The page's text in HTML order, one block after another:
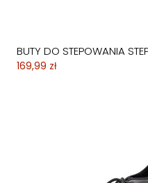
BUTY DO STEPOWANIA
169,99 zł